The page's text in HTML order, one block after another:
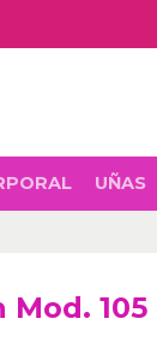
UÑAS
Mod. 105